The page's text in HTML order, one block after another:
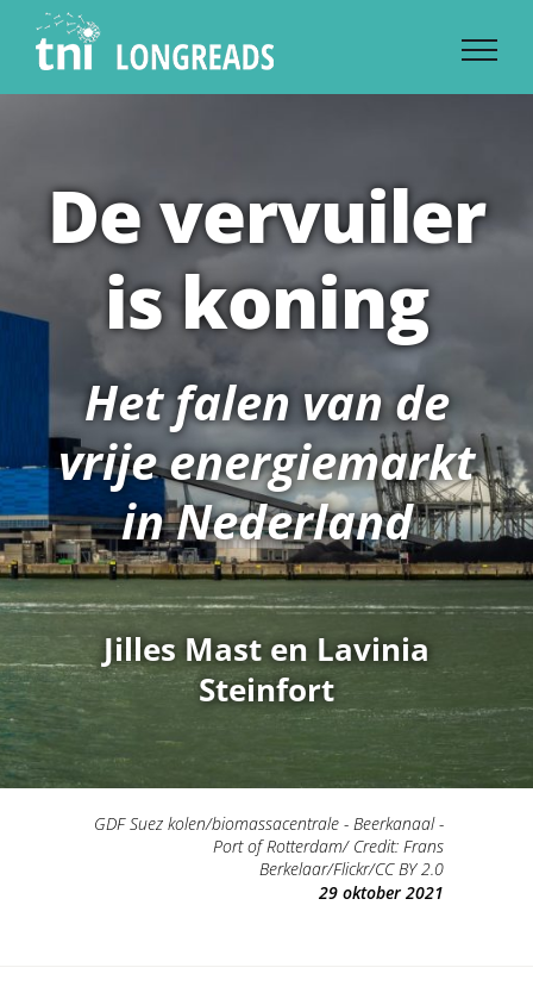
content
De vervuiler
is koning
Het falen van de
vrije energiemarkt
in Nederland
Jilles Mast en Lavinia
Steinfort
GDF Suez kolen/biomassacentrale - Beerkanaal -
Port of Rotterdam/ Credit: Frans
Berkelaar/Flickr/CC BY 2.0
29 oktober 2021